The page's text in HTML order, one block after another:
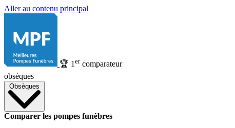
Aller au contenu principal
🏆 1 ercomparateur
obsèques
Obsèques
Comparer les pompes funèbres